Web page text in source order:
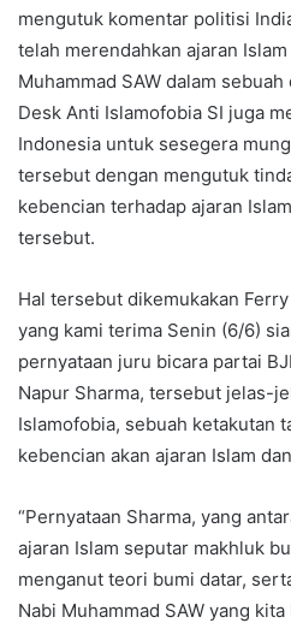
mengutuk komentar politisi
telah merendahkan ajaran
Muhammad SAW dalam
Desk Anti Islamofobia SI juga
Indonesia untuk sesegera
tersebut dengan mengutuk
kebencian terhadap ajaran
tersebut.
Hal tersebut dikemukakan
yang kami terima Senin (6/6)
pernyataan juru bicara partai
Napur Sharma, tersebut jelas-
Islamofobia, sebuah ketakutan
kebencian akan ajaran Islam
“Pernyataan Sharma, yang
ajaran Islam seputar makhluk
menganut teori bumi datar,
Nabi Muhammad SAW yang